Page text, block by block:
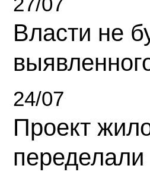
Власти не
24/07
Проект
переделали